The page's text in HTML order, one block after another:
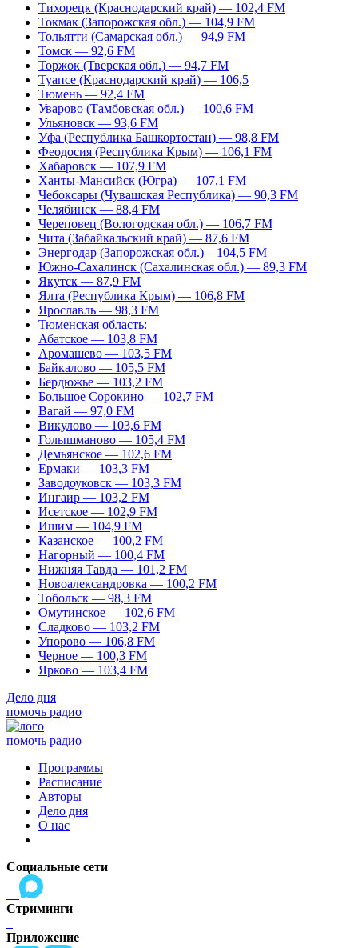
Тихорецк (Краснодарский край) — 102,4 FM
Токмак (Запорожская обл.) — 104,9 FM
Тольятти (Самарская обл.) — 94,9 FM
Томск — 92,6 FM
Торжок (Тверская обл.) — 94,7 FM
Туапсе (Краснодарский край) — 106,5
Тюмень — 92,4 FM
Уварово (Тамбовская обл.) — 100,6 FM
Ульяновск — 93,6 FM
Уфа (Республика Башкортостан) — 98,8 FM
Феодосия (Республика Крым) — 106,1 FM
Хабаровск — 107,9 FM
Ханты-Мансийск (Югра) — 107,1 FM
Чебоксары (Чувашская Республика) — 90,3 FM
Челябинск — 88,4 FM
Череповец (Вологодская обл.) — 106,7 FM
Чита (Забайкальский край) — 87,6 FM
Энергодар (Запорожская обл.) – 104,5 FM
Южно-Сахалинск (Сахалинская обл.) — 89,3 FM
Якутск — 87,9 FM
Ялта (Республика Крым) — 106,8 FM
Ярославль — 98,3 FM
Тюменская область:
Абатское — 103,8 FM
Аромашево — 103,5 FM
Байкалово — 105,5 FM
Бердюжье — 103,2 FM
Большое Сорокино — 102,7 FM
Вагай — 97,0 FM
Викулово — 103,6 FM
Голышманово — 105,4 FM
Демьянское — 102,6 FM
Ермаки — 103,3 FM
Заводоуковск — 103,3 FM
Ингаир — 103,2 FM
Исетское — 102,9 FM
Ишим — 104,9 FM
Казанское — 100,2 FM
Нагорный — 100,4 FM
Нижняя Тавда — 101,2 FM
Новоалександровка — 100,2 FM
Тобольск — 98,3 FM
Омутинское — 102,6 FM
Сладково — 103,2 FM
Упорово — 106,8 FM
Черное — 100,3 FM
Ярково — 103,4 FM
Дело дня
помочь радио
помочь радио
Программы
Расписание
Авторы
Дело дня
О нас
Социальные сети
Стриминги
Приложение